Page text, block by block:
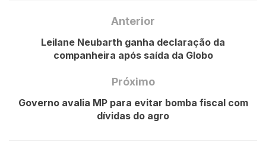
Anterior
Leilane Neubarth ganha declaração da
companheira após saída da Globo
Próximo
Governo avalia MP para evitar bomba fiscal com
dívidas do agro